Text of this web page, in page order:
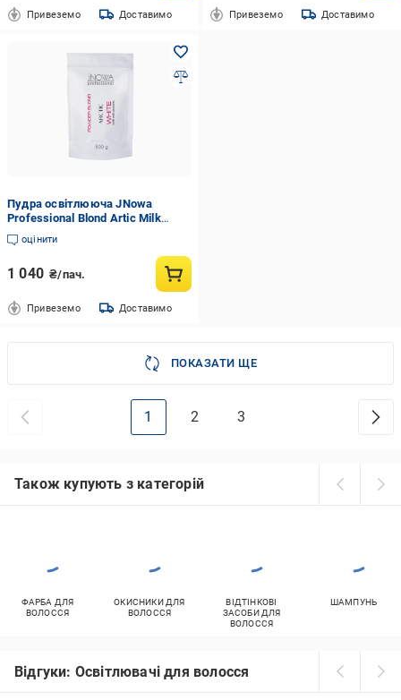
Привеземо Доставимо Привеземо Доставимо
Пудра освітлююча JNowa
Professional Blond Artic Milk
protein 800 г (097034)
оцінити
1 040 ₴/пач.
Привеземо Доставимо
ПОКАЗАТИ ЩЕ
1 2 3
Також купують з категорій
ФАРБА ДЛЯ
ВОЛОССЯ
ОКИСНИКИ ДЛЯ
ВОЛОССЯ
ВІДТІНКОВІ
ЗАСОБИ ДЛЯ
ВОЛОССЯ
ШАМПУНЬ
Відгуки: Освітлювачі для волосся